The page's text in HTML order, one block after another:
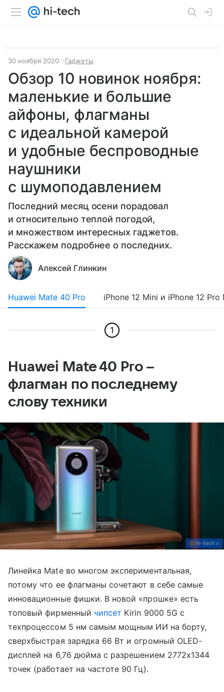
30 ноября 2020 Гаджеты
Обзор 10 новинок ноября:
маленькие и большие
айфоны, флагманы
с идеальной камерой
и удобные беспроводные
наушники
с шумоподавлением
Последний месяц осени порадовал
и относительно теплой погодой,
и множеством интересных гаджетов.
Расскажем подробнее о последних.
Алексей Глинкин
Huawei Mate 40 Pro iPhone 12 Mini и iPhone 12 Pro
1
Huawei Mate 40 Pro –
флагман по последнему
слову техники
Линейка Mate во многом экспериментальная,
потому что ее флагманы сочетают в себе самые
инновационные фишки. В новой «прошке» есть
топовый фирменный чипсет Kirin 9000 5G с
техпроцессом 5 нм самым мощным ИИ на борту,
сверхбыстрая зарядка 66 Вт и огромный OLED-
дисплей на 6,76 дюйма с разрешением 2772x1344
точек (работает на частоте 90 Гц).